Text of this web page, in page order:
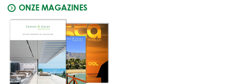
ONZE MAGAZINES